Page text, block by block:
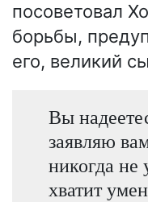
посоветовал
борьбы,
его, великий
Вы
заявляю
никогда не
хватит